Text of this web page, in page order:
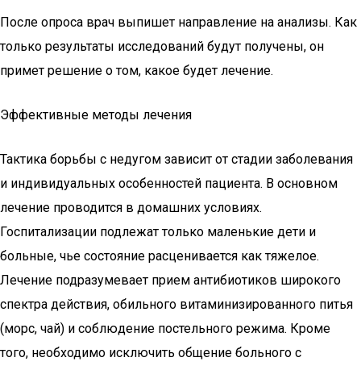
После опроса врач выпишет направление на анализы. Как
только результаты исследований будут получены, он
примет решение о том, какое будет лечение.
Эффективные методы лечения
Тактика борьбы с недугом зависит от стадии заболевания
и индивидуальных особенностей пациента. В основном
лечение проводится в домашних условиях.
Госпитализации подлежат только маленькие дети и
больные, чье состояние расценивается как тяжелое.
Лечение подразумевает прием антибиотиков широкого
спектра действия, обильного витаминизированного питья
(морс, чай) и соблюдение постельного режима. Кроме
того, необходимо исключить общение больного с